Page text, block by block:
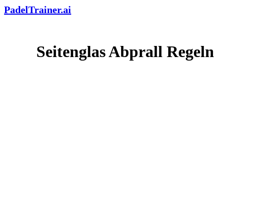
PadelTrainer.ai
Seitenglas Abprall Regeln